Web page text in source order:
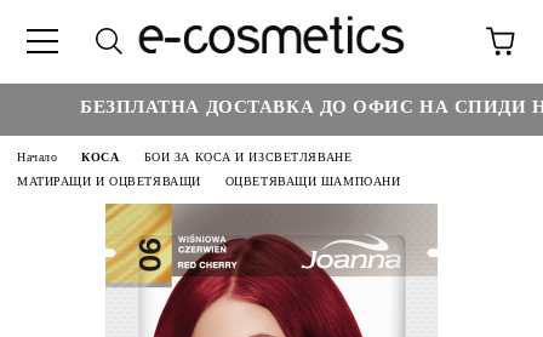
БЕЗПЛАТНА ДОСТАВКА ДО ОФИС НА СПИДИ
Начало КОСА
БОИ ЗА КОСА И ИЗСВЕТЛЯВАНЕ
МАТИРАЩИ И ОЦВЕТЯВАЩИ
ОЦВЕТЯВАЩИ ШАМПОАНИ